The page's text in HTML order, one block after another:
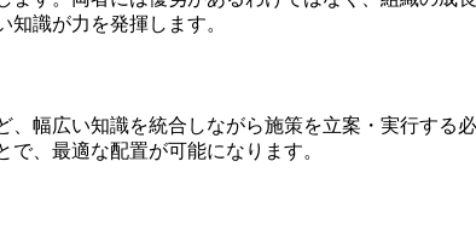
識が力を発揮します。
幅広い知識を統合しながら施策を立案・実行する
、最適な配置が可能になります。